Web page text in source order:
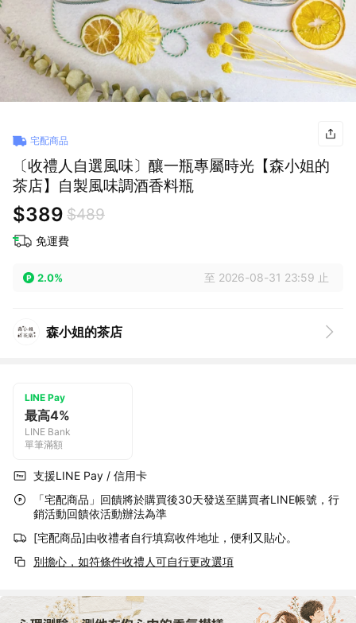
宅配商品
〔收禮人自選風味〕釀一瓶專屬時光【森小姐的
茶店】自製風味調酒香料瓶
$389 $489
免運費
2.0% 至 2026-08-31 23:59 止
森小姐的茶店
LINE Pay
最高4%
LINE Bank
單筆滿額
支援LINE Pay / 信用卡
「宅配商品」回饋將於購買後30天發送至購買者LINE帳號，行
銷活動回饋依活動辦法為準
[宅配商品]由收禮者自行填寫收件地址，便利又貼心。
別擔心，如符條件收禮人可自行更改選項